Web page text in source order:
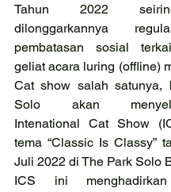
Tahun 2022
dilonggarkannya
pembatasan sosial
geliat acara luring (offline)
Cat show salah satunya,
Solo akan
Intenational Cat Show
tema “Classic Is Classy”
Juli 2022 di The Park Solo
ICS ini